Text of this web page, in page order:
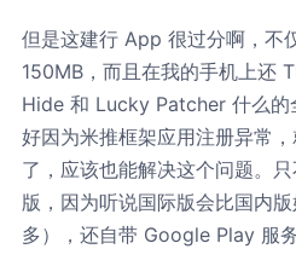
但是这建行 App 很过分啊，不
150MB，而且在我的手机上还
Hide 和 Lucky Patcher 什么的
好因为米推框架应用注册异常
了，应该也能解决这个问题。
版，因为听说国际版会比国内
多），还自带 Google Play 服务